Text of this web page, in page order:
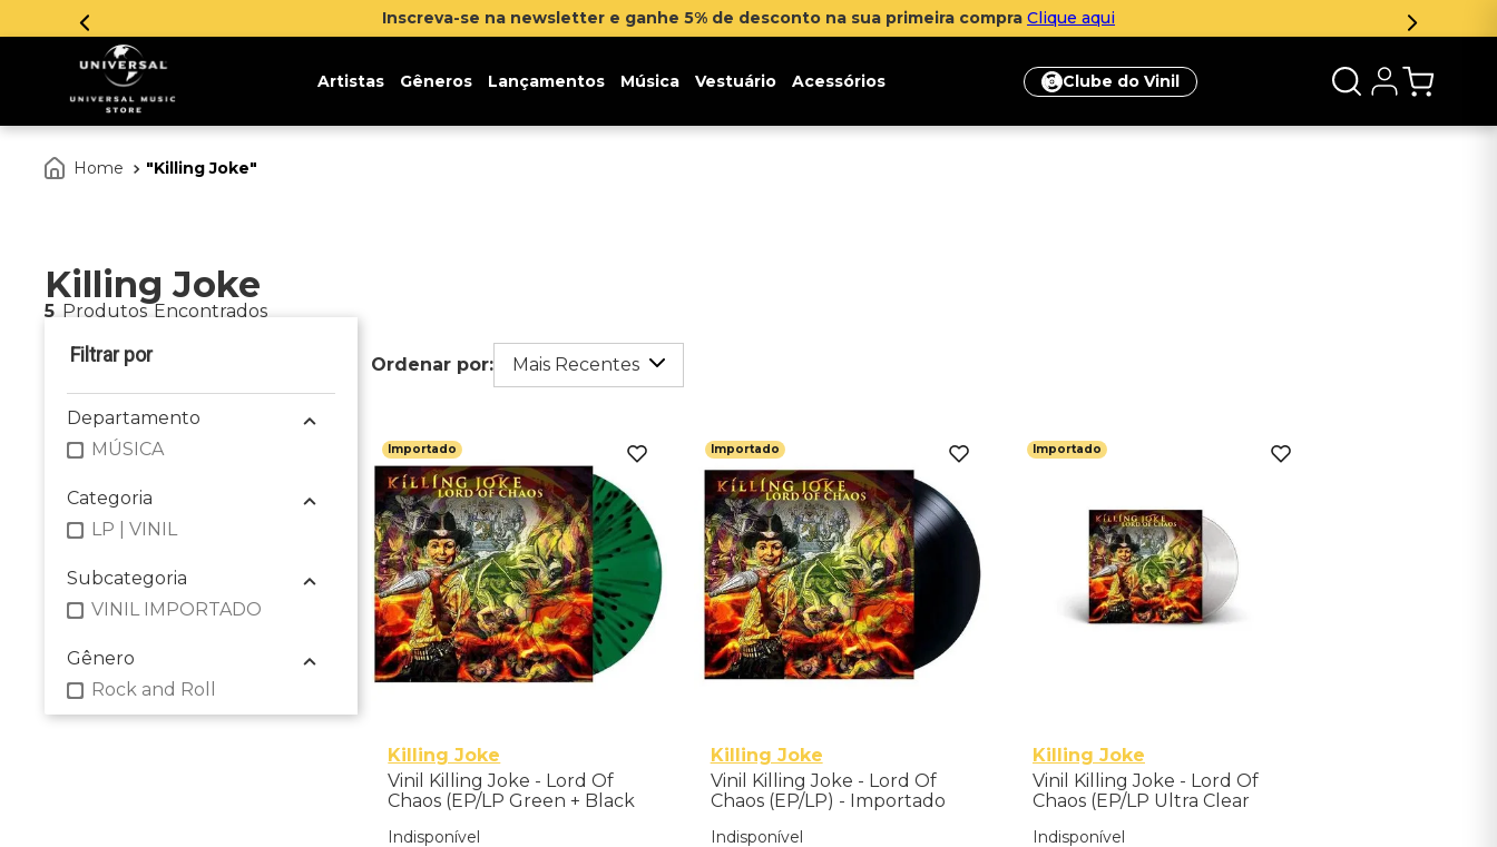
Inscreva-se na newsletter e ganhe 5% de desconto na sua primeira compra Clique aqui
Artistas Gêneros Lançamentos Música Vestuário Acessórios Clube do Vinil
Killing Joke
Killing Joke
5 Produtos
Departamento
MÚSICA
Categoria
LP | VINIL
Subcategoria
VINIL IMPORTADO
Gênero
Rock and Roll
Mais Recentes
Importado
Killing Joke
Vinil Killing Joke - Lord Of
Chaos (EP/LP Green + Black
Indisponível
Importado
Killing Joke
Vinil Killing Joke - Lord Of
Chaos (EP/LP) - Importado
Indisponível
Importado
Killing Joke
Vinil Killing Joke - Lord Of
Chaos (EP/LP Ultra Clear
Indisponível